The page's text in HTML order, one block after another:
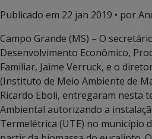
Publicado em 22 jan 2019 • por
Campo Grande (MS) – O
Desenvolvimento Econômico,
Familiar, Jaime Verruck, e o
(Instituto de Meio Ambiente de
Ricardo Eboli, entregaram nesta
Ambiental autorizando a
Termelétrica (UTE) no município